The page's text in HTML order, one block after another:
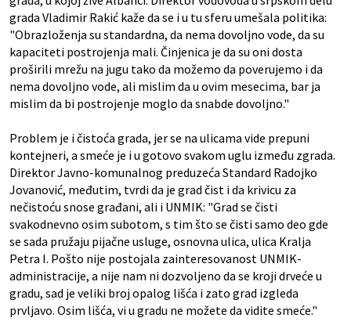
grada Vladimir Rakić kaže da se i u tu sferu umešala politika:
"Obrazloženja su standardna, da nema dovoljno vode, da su
kapaciteti postrojenja mali. Činjenica je da su oni dosta
proširili mrežu na jugu tako da možemo da poverujemo i da
nema dovoljno vode, ali mislim da u ovim mesecima, bar ja
mislim da bi postrojenje moglo da snabde dovoljno."
Problem je i čistoća grada, jer se na ulicama vide prepuni
kontejneri, a smeće je i u gotovo svakom uglu između zgrada.
Direktor Javno-komunalnog preduzeća Standard Radojko
Jovanović, međutim, tvrdi da je grad čist i da krivicu za
nečistoću snose građani, ali i UNMIK: "Grad se čisti
svakodnevno osim subotom, s tim što se čisti samo deo gde
se sada pružaju pijačne usluge, osnovna ulica, ulica Kralja
Petra I. Pošto nije postojala zainteresovanost UNMIK-
administracije, a nije nam ni dozvoljeno da se kroji drveće u
gradu, sad je veliki broj opalog lišća i zato grad izgleda
prvljavo. Osim lišća, vi u gradu ne možete da vidite smeće."